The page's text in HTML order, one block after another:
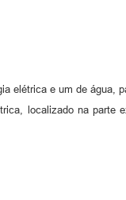
elétrica e um de água,
localizado na parte